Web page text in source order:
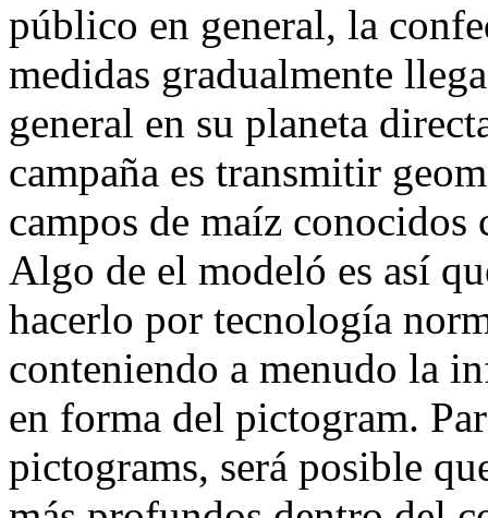
público en general, la
medidas gradualmente
general en su planeta
campaña es transmitir
campos de maíz
Algo de el modeló es así
hacerlo por tecnología
conteniendo a menudo la
en forma del pictogram.
pictograms, será posible